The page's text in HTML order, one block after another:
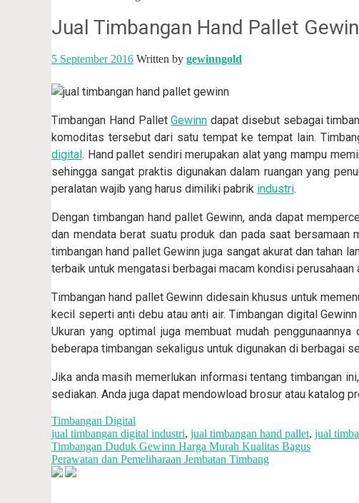
Jual Timbangan Hand Pallet
5 September 2016 Written by gewinngold
Timbangan Hand PalletGewinn dapat disebut sebagai
komoditas tersebut dari satu tempat ke tempat lain.
digital. Hand pallet sendiri merupakan alat yang mampu
sehingga sangat praktis digunakan dalam ruangan yang
peralatan wajib yang harus dimiliki pabrik industri.
Dengan timbangan hand pallet Gewinn, anda dapat
dan mendata berat suatu produk dan pada saat
timbangan hand pallet Gewinn juga sangat akurat dan tahan
terbaik untuk mengatasi berbagai macam kondisi perusahaan
Timbangan hand pallet Gewinn didesain khusus untuk
kecil seperti anti debu atau anti air. Timbangan digital
Ukuran yang optimal juga membuat mudah
beberapa timbangan sekaligus untuk digunakan di berbagai
Jika anda masih memerlukan informasi tentang timbangan
sediakan. Anda juga dapat mendowload brosur atau katalog
Timbangan Digital
jual timbangan digital industri, jual timbangan hand pallet, jual
Timbangan Duduk Gewinn Harga Murah Kualitas Bagus
Perawatan dan Pemeliharaan Jembatan Timbang